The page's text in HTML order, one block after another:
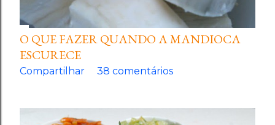
O QUE FAZER QUANDO A MANDIOCA
ESCURECE
Compartilhar 38 comentários